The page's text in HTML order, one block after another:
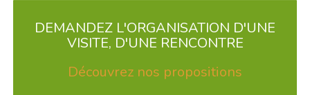
DEMANDEZ L'ORGANISATION D'UNE
VISITE, D'UNE RENCONTRE
Découvrez nos propositions